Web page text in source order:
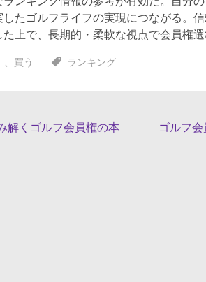
たゴルフライフの実現につながる。
上で、長期的・柔軟な視点で会員権選
、 買う ランキング
解くゴルフ会員権の本
ゴルフ